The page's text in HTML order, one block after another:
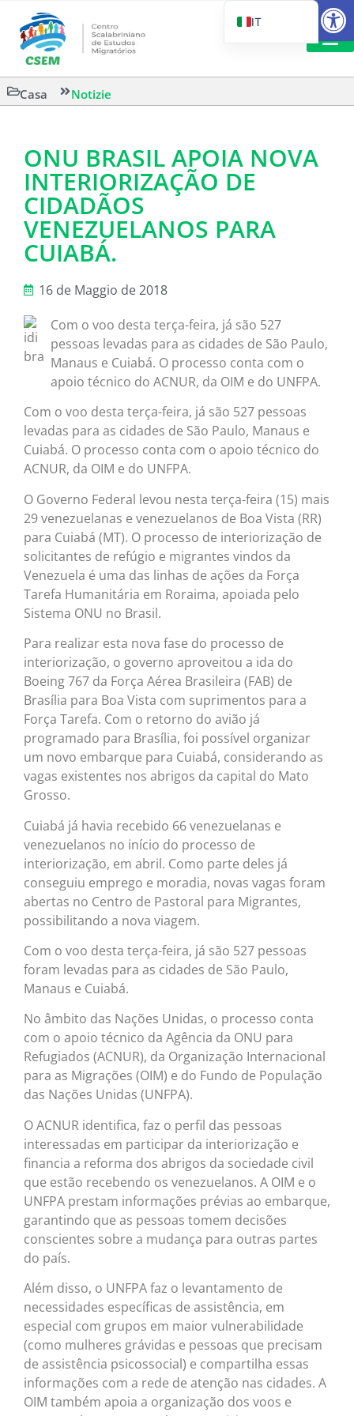
Casa Notizie
ONU BRASIL APOIA NOVA
INTERIORIZAÇÃO DE
CIDADÃOS
VENEZUELANOS PARA
CUIABÁ.
16 de Maggio de 2018
Com o voo desta terça-feira, já são 527
pessoas levadas para as cidades de São Paulo,
Manaus e Cuiabá. O processo conta com o
apoio técnico do ACNUR, da OIM e do UNFPA.
Com o voo desta terça-feira, já são 527 pessoas
levadas para as cidades de São Paulo, Manaus e
Cuiabá. O processo conta com o apoio técnico do
ACNUR, da OIM e do UNFPA.
O Governo Federal levou nesta terça-feira (15) mais
29 venezuelanas e venezuelanos de Boa Vista (RR)
para Cuiabá (MT). O processo de interiorização de
solicitantes de refúgio e migrantes vindos da
Venezuela é uma das linhas de ações da Força
Tarefa Humanitária em Roraima, apoiada pelo
Sistema ONU no Brasil.
Para realizar esta nova fase do processo de
interiorização, o governo aproveitou a ida do
Boeing 767 da Força Aérea Brasileira (FAB) de
Brasília para Boa Vista com suprimentos para a
Força Tarefa. Com o retorno do avião já
programado para Brasília, foi possível organizar
um novo embarque para Cuiabá, considerando as
vagas existentes nos abrigos da capital do Mato
Grosso.
Cuiabá já havia recebido 66 venezuelanas e
venezuelanos no início do processo de
interiorização, em abril. Como parte deles já
conseguiu emprego e moradia, novas vagas foram
abertas no Centro de Pastoral para Migrantes,
possibilitando a nova viagem.
Com o voo desta terça-feira, já são 527 pessoas
foram levadas para as cidades de São Paulo,
Manaus e Cuiabá.
No âmbito das Nações Unidas, o processo conta
com o apoio técnico da Agência da ONU para
Refugiados (ACNUR), da Organização Internacional
para as Migrações (OIM) e do Fundo de População
das Nações Unidas (UNFPA).
O ACNUR identifica, faz o perfil das pessoas
interessadas em participar da interiorização e
financia a reforma dos abrigos da sociedade civil
que estão recebendo os venezuelanos. A OIM e o
UNFPA prestam informações prévias ao embarque,
garantindo que as pessoas tomem decisões
conscientes sobre a mudança para outras partes
do país.
Além disso, o UNFPA faz o levantamento de
necessidades específicas de assistência, em
especial com grupos em maior vulnerabilidade
(como mulheres grávidas e pessoas que precisam
de assistência psicossocial) e compartilha essas
informações com a rede de atenção nas cidades. A
OIM também apoia a organização dos voos e
IT
EN